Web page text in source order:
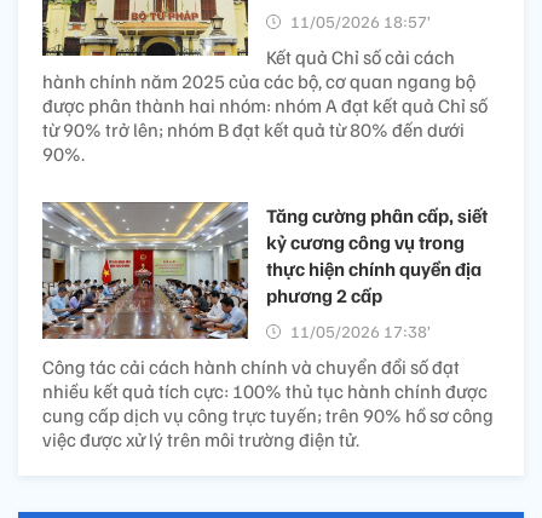
11/05/2026 18:57’
Kết quả Chỉ số cải cách
hành chính năm 2025 của các bộ, cơ quan ngang bộ
được phân thành hai nhóm: nhóm A đạt kết quả Chỉ số
từ 90% trở lên; nhóm B đạt kết quả từ 80% đến dưới
90%.
Tăng cường phân cấp, siết
kỷ cương công vụ trong
thực hiện chính quyền địa
phương 2 cấp
11/05/2026 17:38’
Công tác cải cách hành chính và chuyển đổi số đạt
nhiều kết quả tích cực: 100% thủ tục hành chính được
cung cấp dịch vụ công trực tuyến; trên 90% hồ sơ công
việc được xử lý trên môi trường điện tử.